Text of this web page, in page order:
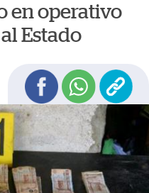
en operativo
Estado